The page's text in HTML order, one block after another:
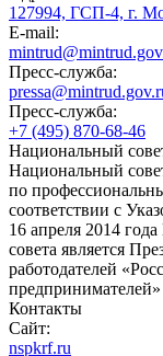
127994, ГСП-4, г.
E-mail:
Пресс-служба:
Пресс-служба:
+7 (495) 870-68-46
Национальный
Национальный
по
соответствии с
16 апреля 2014
совета является
работодателей
Контакты
Сайт:
nspkrf.ru